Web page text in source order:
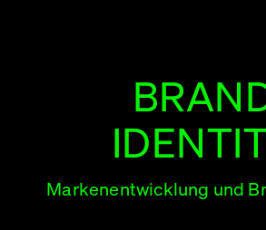
Markenentwicklung und